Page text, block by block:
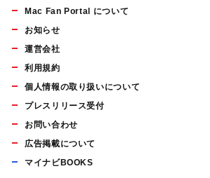
Mac Fan Portal について
お知らせ
運営会社
利用規約
個人情報の取り扱いについて
プレスリリース受付
お問い合わせ
広告掲載について
マイナビBOOKS